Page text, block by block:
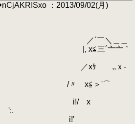
：2013/09/02(月)
＼＿＿
´亠亠｀
ｹ ,,ｘ‐
＞'⌒
x